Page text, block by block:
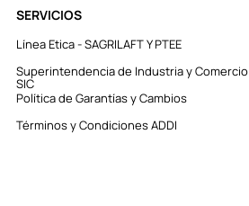
SERVICIOS
Línea Etica - SAGRILAFT Y PTEE
Superintendencia de Industria y Comercio
SIC
Política de Garantías y Cambios
Términos y Condiciones ADDI